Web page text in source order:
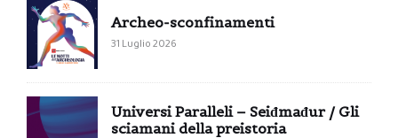
Archeo-sconfinamenti
31 Luglio 2026
Universi Paralleli – Seiđmađur / Gli
sciamani della preistoria